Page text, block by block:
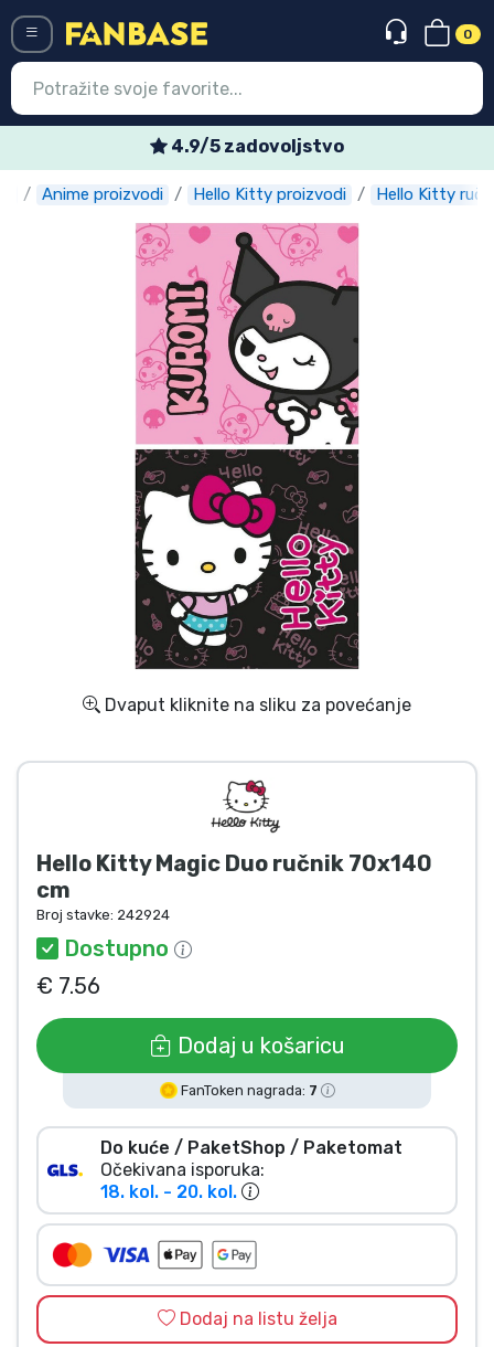
0
4.9/5 zadovoljstvo
Anime proizvodi Hello Kitty proizvodi Hello Kitty
Dvaput kliknite na sliku za povećanje
Hello Kitty Magic Duo ručnik 70x140
cm
Broj stavke: 242924
Dostupno
€ 7.56
Dodaj u košaricu
FanToken nagrada: 7
Do kuće / PaketShop / Paketomat
Očekivana isporuka:
18. kol. - 20. kol.
Dodaj na listu želja
Ulazak Registracija
Najnovije proizvodi
Ekspresna dostava
Prednarudžbe
Outlet proizvodi
Dostava i plaćanje
TV serija proizvodi
Film proizvodi
Crtani proizvodi
Anime proizvodi
Gamer proizvodi
Sportski proizvodi
Glazbeni proizvodi
Vrste proizvoda
Marke